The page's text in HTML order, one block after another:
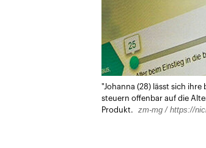
"Johanna (28) lässt sich
steuern offenbar auf die
Produkt.
zm-mg / https://